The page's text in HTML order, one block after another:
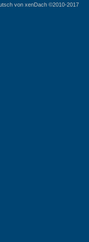
von xenDach©2010-2017